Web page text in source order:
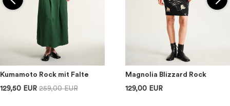
Kumamoto Rock mit Falte
129,50 EUR 259,00 EUR
Magnolia Blizzard Rock
129,00 EUR